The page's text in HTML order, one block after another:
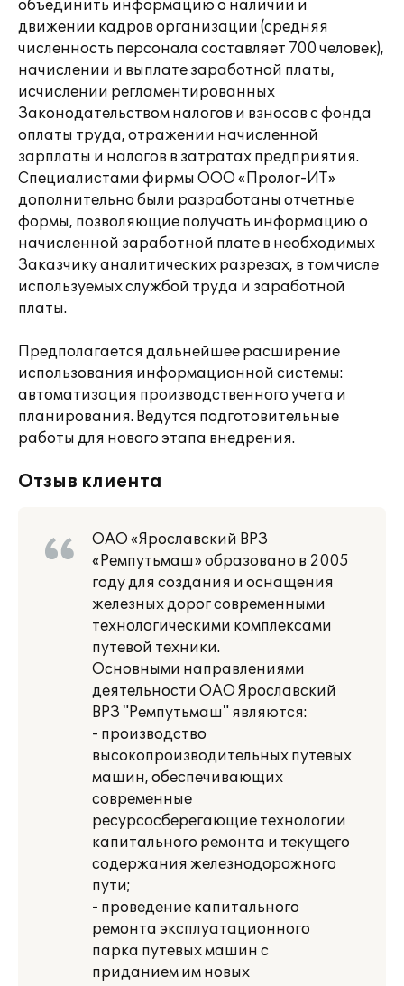
объединить информацию о наличии и
движении кадров организации (средняя
численность персонала составляет 700 человек),
начислении и выплате заработной платы,
исчислении регламентированных
Законодательством налогов и взносов с фонда
оплаты труда, отражении начисленной
зарплаты и налогов в затратах предприятия.
Специалистами фирмы ООО «Пролог-ИТ»
дополнительно были разработаны отчетные
формы, позволяющие получать информацию о
начисленной заработной плате в необходимых
Заказчику аналитических разрезах, в том числе
используемых службой труда и заработной
платы.
Предполагается дальнейшее расширение
использования информационной системы:
автоматизация производственного учета и
планирования. Ведутся подготовительные
работы для нового этапа внедрения.
Отзыв клиента
ОАО «Ярославский ВРЗ
«Ремпутьмаш» образовано в 2005
году для создания и оснащения
железных дорог современными
технологическими комплексами
путевой техники.
Основными направлениями
деятельности ОАО Ярославский
ВРЗ "Ремпутьмаш" являются:
- производство
высокопроизводительных путевых
машин, обеспечивающих
современные
ресурсосберегающие технологии
капитального ремонта и текущего
содержания железнодорожного
пути;
- проведение капитального
ремонта эксплуатационного
парка путевых машин с
приданием им новых